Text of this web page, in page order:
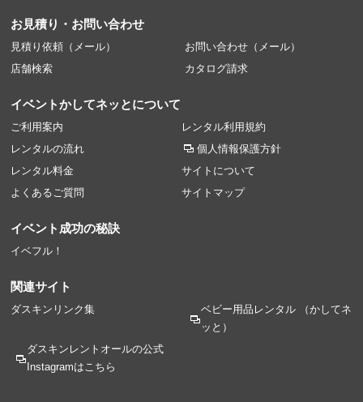
お見積り・お問い合わせ
見積り依頼（メール）
お問い合わせ（メール）
店舗検索
カタログ請求
イベントかしてネッとについて
ご利用案内
レンタルの流れ
レンタル料金
よくあるご質問
レンタル利用規約
個人情報保護方針
サイトについて
サイトマップ
イベント成功の秘訣
イベフル！
関連サイト
ダスキンリンク集 ベビー用品レンタル（かしてネ
ッと）
ダスキンレントオールの公式
Instagramはこちら